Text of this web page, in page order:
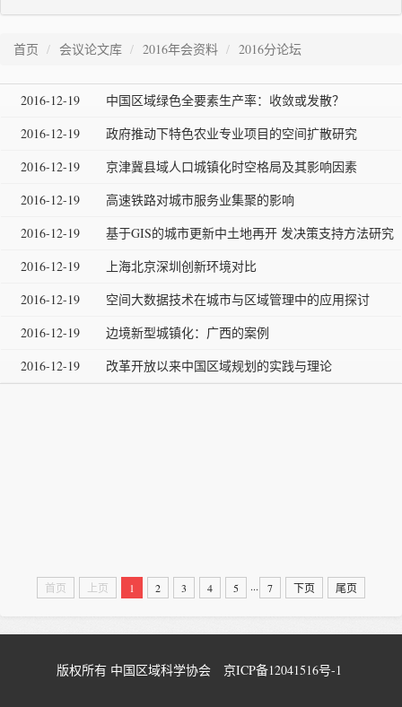
首页 会议论文库 2016年会资料 2016分论坛
2016-12-19
中国区域绿色全要素生产率：收敛或发散？
2016-12-19
政府推动下特色农业专业项目的空间扩散研究
2016-12-19
京津冀县域人口城镇化时空格局及其影响因素
2016-12-19
高速铁路对城市服务业集聚的影响
2016-12-19
基于GIS的城市更新中土地再开 发决策支持方法研究
2016-12-19
上海北京深圳创新环境对比
2016-12-19
空间大数据技术在城市与区域管理中的应用探讨
2016-12-19
边境新型城镇化：广西的案例
2016-12-19
改革开放以来中国区域规划的实践与理论
首页 上页 1 2 3 4 5 ... 7 下页 尾页
版权所有 中国区域科学协会 京ICP备12041516号-1